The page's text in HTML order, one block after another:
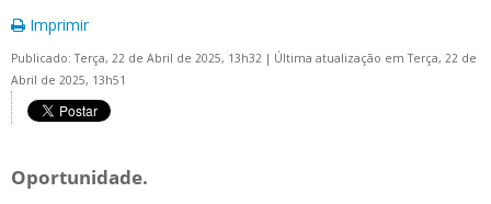
Imprimir
Publicado: Terça, 22 de Abril de 2025, 13h32 | Última atualização em Terça, 22 de
Abril de 2025, 13h51
Oportunidade.